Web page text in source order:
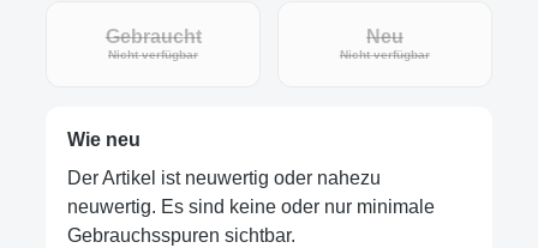
Gebraucht
Nicht verfügbar(Diese Option ist zurzeit nicht verfügbar.)
Neu
Nicht verfügbar(Diese Option ist
Wie neu
Der Artikel ist neuwertig oder nahezu
neuwertig. Es sind keine oder nur minimale
Gebrauchsspuren sichtbar.